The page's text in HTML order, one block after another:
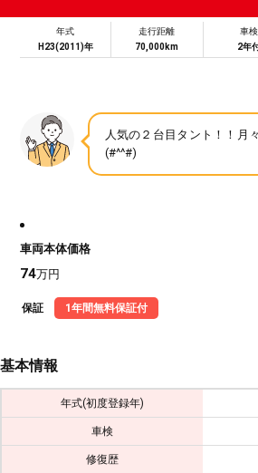
年式
H23(2011)年
走行距離
70,000km
車検
2年
人気の２台目タント！！月
(#^^#)
車両本体価格
74万円
保証 1年間無料保証付
基本情報
年式(初度登録年)
車検
修復歴